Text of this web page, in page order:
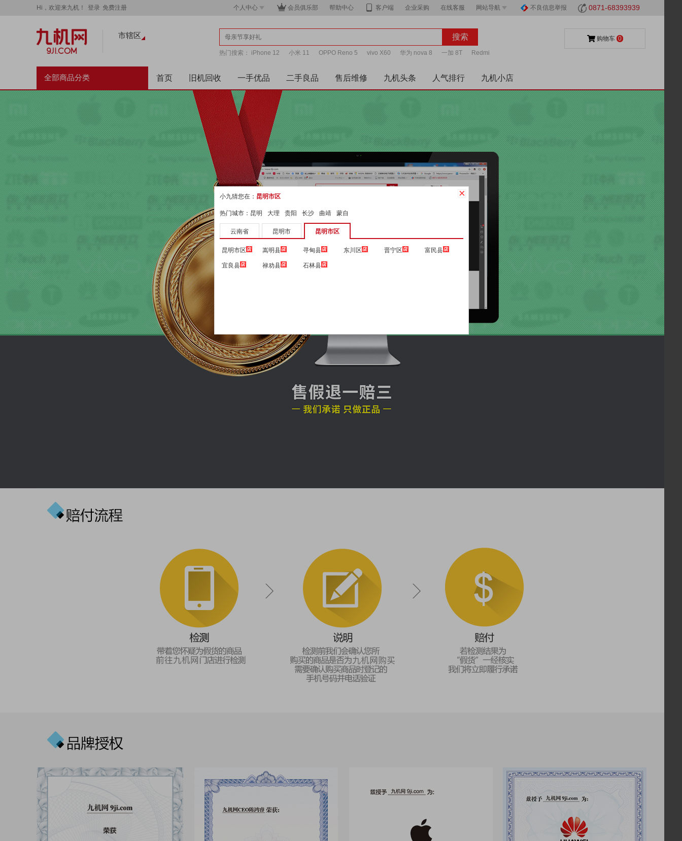
Hi，欢迎来九机！ 登录 免费注册 个人中心 会员俱乐部 帮助中心 客户端 企业采购 在线客服 网站导航 不良信息举报 0871-68393939
市辖区
热门搜索： iPhone 12 小米 11 OPPO Reno 5 vivo X60 华为 nova 8 一加 8T
Redmi
购物车 0
全部商品分类 首页 旧机回收 一手优品 二手良品 售后维修 九机头条 人气排行 九机小店
小九猜您在： 昆明市区
热门城市： 昆明 大理 贵阳 长沙 曲靖 蒙自
云南省 昆明市 昆明市区
昆明市区 嵩明县 寻甸县 东川区 晋宁区 富民县
宜良县 禄劝县 石林县